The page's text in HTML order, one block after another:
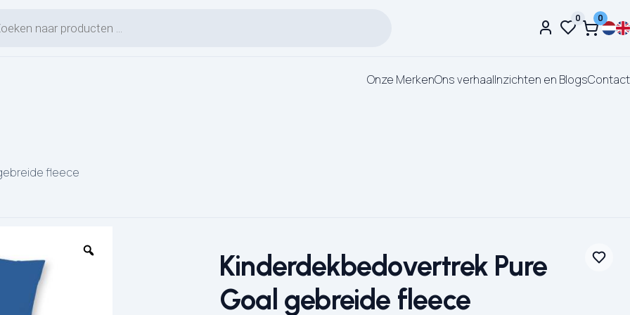
0 0
Onze MerkenOns verhaalInzichten en BlogsContact
fleece
Kinderdekbedovertrek Pure
Goal gebreide fleece